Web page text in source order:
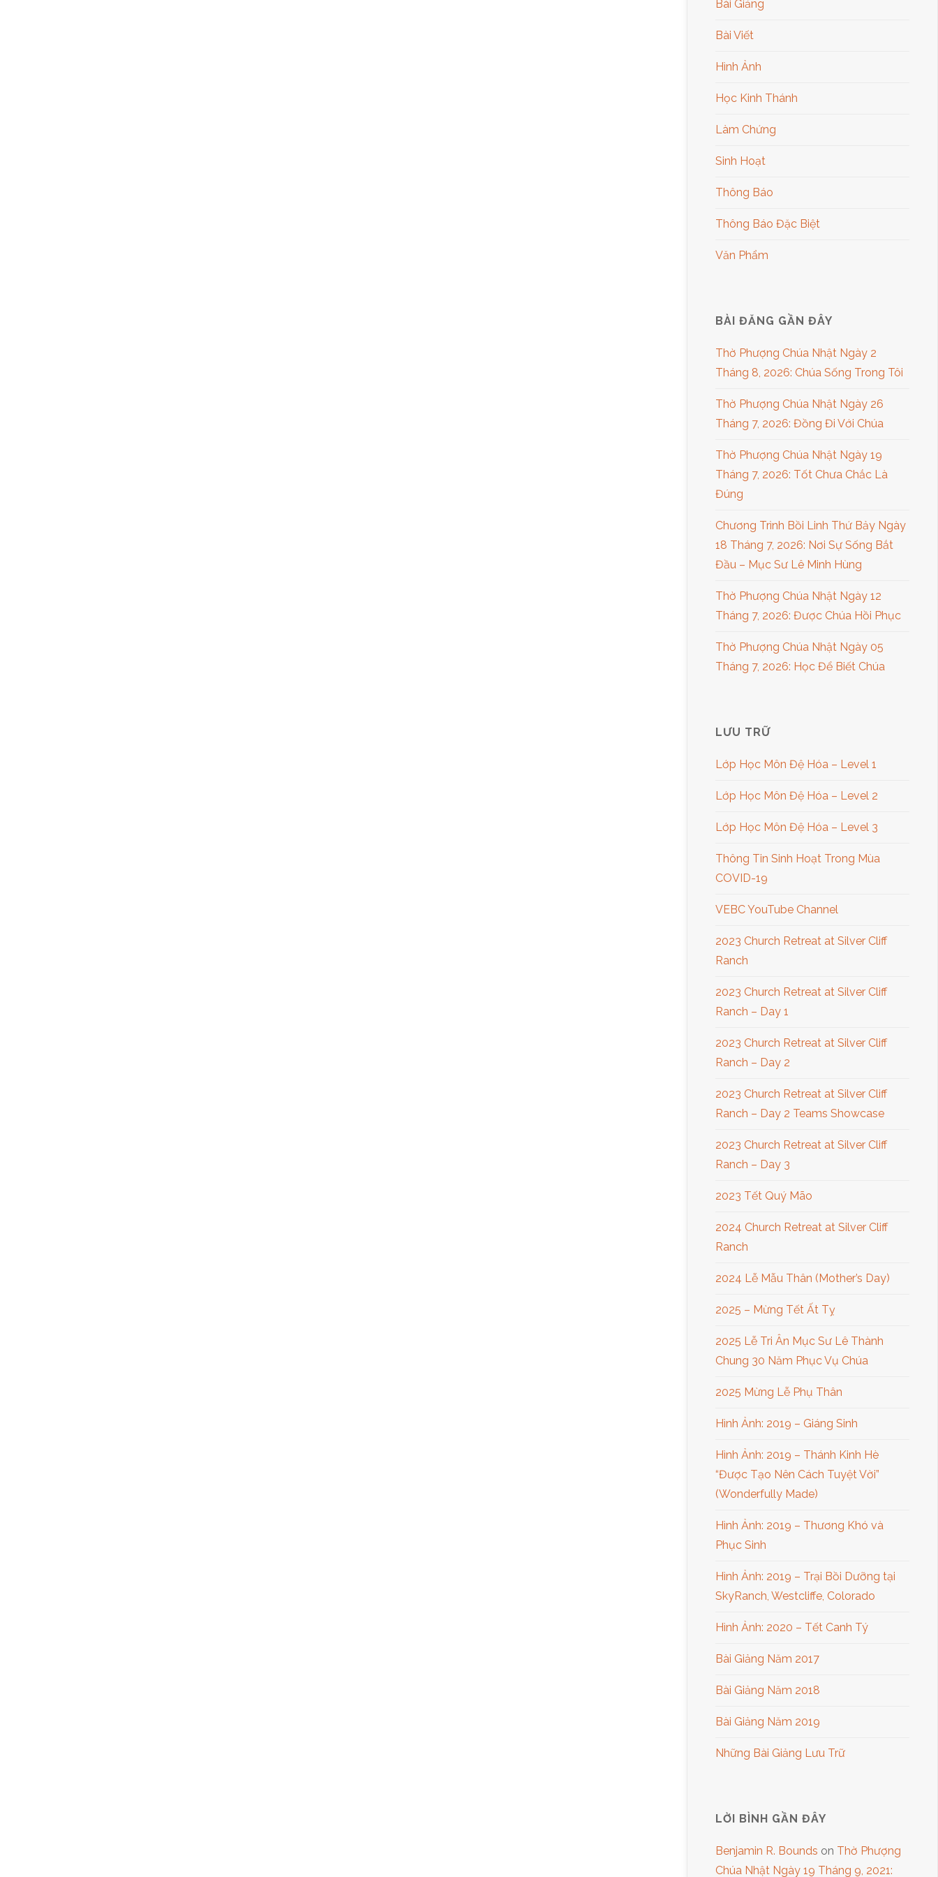
Bài Giảng
Bài Viết
Hình Ảnh
Học Kinh Thánh
Làm Chứng
Sinh Hoạt
Thông Báo
Thông Báo Đặc Biệt
Văn Phẩm
BÀI ĐĂNG GẦN ĐÂY
Thờ Phượng Chúa Nhật Ngày 2
Tháng 8, 2026: Chúa Sống Trong Tôi
Thờ Phượng Chúa Nhật Ngày 26
Tháng 7, 2026: Đồng Đi Với Chúa
Thờ Phượng Chúa Nhật Ngày 19
Tháng 7, 2026: Tốt Chưa Chắc Là
Đúng
Chương Trình Bồi Linh Thứ Bảy Ngày
18 Tháng 7, 2026: Nơi Sự Sống Bắt
Đầu – Mục Sư Lê Minh Hùng
Thờ Phượng Chúa Nhật Ngày 12
Tháng 7, 2026: Được Chúa Hồi Phục
Thờ Phượng Chúa Nhật Ngày 05
Tháng 7, 2026: Học Để Biết Chúa
LƯU TRỮ
Lớp Học Môn Đệ Hóa – Level 1
Lớp Học Môn Đệ Hóa – Level 2
Lớp Học Môn Đệ Hóa – Level 3
Thông Tin Sinh Hoạt Trong Mùa
COVID-19
VEBC YouTube Channel
2023 Church Retreat at Silver Cliff
Ranch
2023 Church Retreat at Silver Cliff
Ranch – Day 1
2023 Church Retreat at Silver Cliff
Ranch – Day 2
2023 Church Retreat at Silver Cliff
Ranch – Day 2 Teams Showcase
2023 Church Retreat at Silver Cliff
Ranch – Day 3
2023 Tết Quý Mão
2024 Church Retreat at Silver Cliff
Ranch
2024 Lễ Mẫu Thân (Mother’s Day)
2025 – Mừng Tết Ất Tỵ
2025 Lễ Tri Ân Mục Sư Lê Thành
Chung 30 Năm Phục Vụ Chúa
2025 Mừng Lễ Phụ Thân
Hình Ảnh: 2019 – Giáng Sinh
Hình Ảnh: 2019 – Thánh Kinh Hè
“Được Tạo Nên Cách Tuyệt Vời”
(Wonderfully Made)
Hình Ảnh: 2019 – Thương Khó và
Phục Sinh
Hình Ảnh: 2019 – Trại Bồi Dưỡng tại
SkyRanch, Westcliffe, Colorado
Hình Ảnh: 2020 – Tết Canh Tý
Bài Giảng Năm 2017
Bài Giảng Năm 2018
Bài Giảng Năm 2019
Những Bài Giảng Lưu Trữ
LỜI BÌNH GẦN ĐÂY
Benjamin R. Bounds on Thờ Phượng
Chúa Nhật Ngày 19 Tháng 9, 2021: